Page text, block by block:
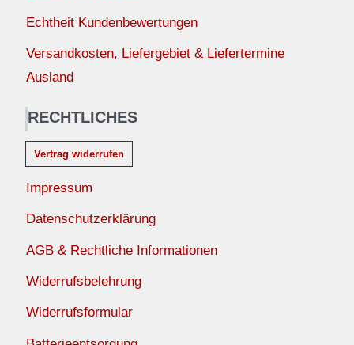
Echtheit Kundenbewertungen
Versandkosten, Liefergebiet & Liefertermine
Ausland
RECHTLICHES
Vertrag widerrufen
Impressum
Datenschutzerklärung
AGB & Rechtliche Informationen
Widerrufsbelehrung
Widerrufsformular